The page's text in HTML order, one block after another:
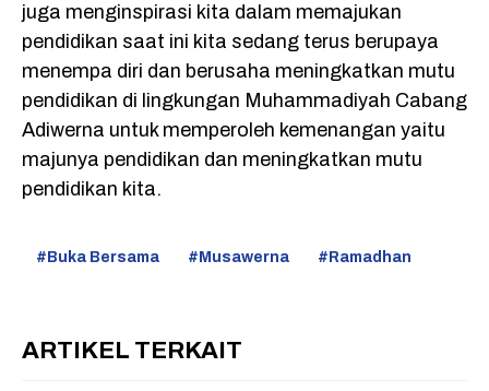
juga menginspirasi kita dalam memajukan
pendidikan saat ini kita sedang terus berupaya
menempa diri dan berusaha meningkatkan mutu
pendidikan di lingkungan Muhammadiyah Cabang
Adiwerna untuk memperoleh kemenangan yaitu
majunya pendidikan dan meningkatkan mutu
pendidikan kita.
Buka Bersama Musawerna Ramadhan
ARTIKEL TERKAIT